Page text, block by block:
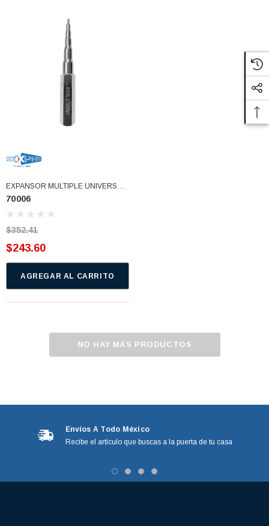
EXPANSOR MULTIPLE UNIVERSAL
UNIWELD 1/4-1/2 (70006)
70006
$352.41
$243.60
AGREGAR AL CARRITO
NO HAY MÁS PRODUCTOS
Envíos A Todo México
Recibe el artículo que buscas a la puerta de tu casa